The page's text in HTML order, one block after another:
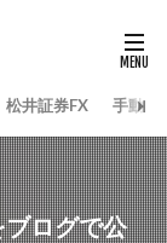
松井証券FX 手動ト
ログで公